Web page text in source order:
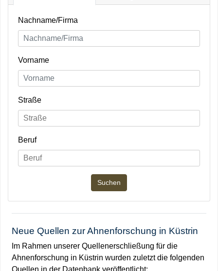
Nachname/Firma
Vorname
Straße
Beruf
Neue Quellen zur Ahnenforschung in Küstrin
Im Rahmen unserer Quellenerschließung für die
Ahnenforschung in Küstrin wurden zuletzt die folgenden
Quellen in der Datenbank veröffentlicht: